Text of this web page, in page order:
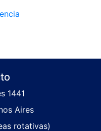
1441
Aires
rotativas)